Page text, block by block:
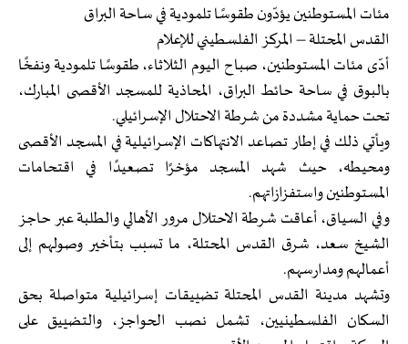
مئات المستوطنين يؤدّون طقوسًا تلمودية في ساحة البراق
القدس المحتلة – المركز الفلسطيني للإعلام
أدّى مئات المستوطنين، صباح اليوم الثلاثاء، طقوسًا تلمودية ونفخًا
بالبوق في ساحة حائط البراق، المحاذية للمسجد الأقصى المبارك،
تحت حماية مشددة من شرطة الاحتلال الإسرائيلي.
ويأتي ذلك في إطار تصاعد الانتهاكات الإسرائيلية في المسجد الأقصى
ومحيطه، حيث شهد المسجد مؤخرًا تصعيدًا في اقتحامات
المستوطنين واستفزازاتهم.
وفي السياق، أعاقت شرطة الاحتلال مرور الأهالي والطلبة عبر حاجز
الشيخ سعد، شرق القدس المحتلة، ما تسبب بتأخير وصولهم إلى
أعمالهم ومدارسهم.
وتشهد مدينة القدس المحتلة تضييقات إسرائيلية متواصلة بحق
السكان الفلسطينيين، تشمل نصب الحواجز، والتضييق على